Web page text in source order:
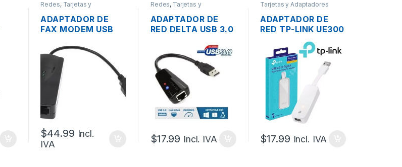
Redes, Tarjetas y
Adaptadores Wireless
ADAPTADOR DE
FAX MODEM USB
CABLE CALL ID
$44.99 Incl.
IVA
Redes, Tarjetas y
Adaptadores Wireless
ADAPTADOR DE
RED DELTA USB 3.0
GIGABIT PARA
PC/LAPTOP
$17.99 Incl. IVA
Tarjetas y Adaptadores
Wireless
ADAPTADOR DE
RED TP-LINK UE300
USB 3.0 A LAN RJ45
GIGABIT PARA
PC/LAPTOP
$17.99 Incl. IVA